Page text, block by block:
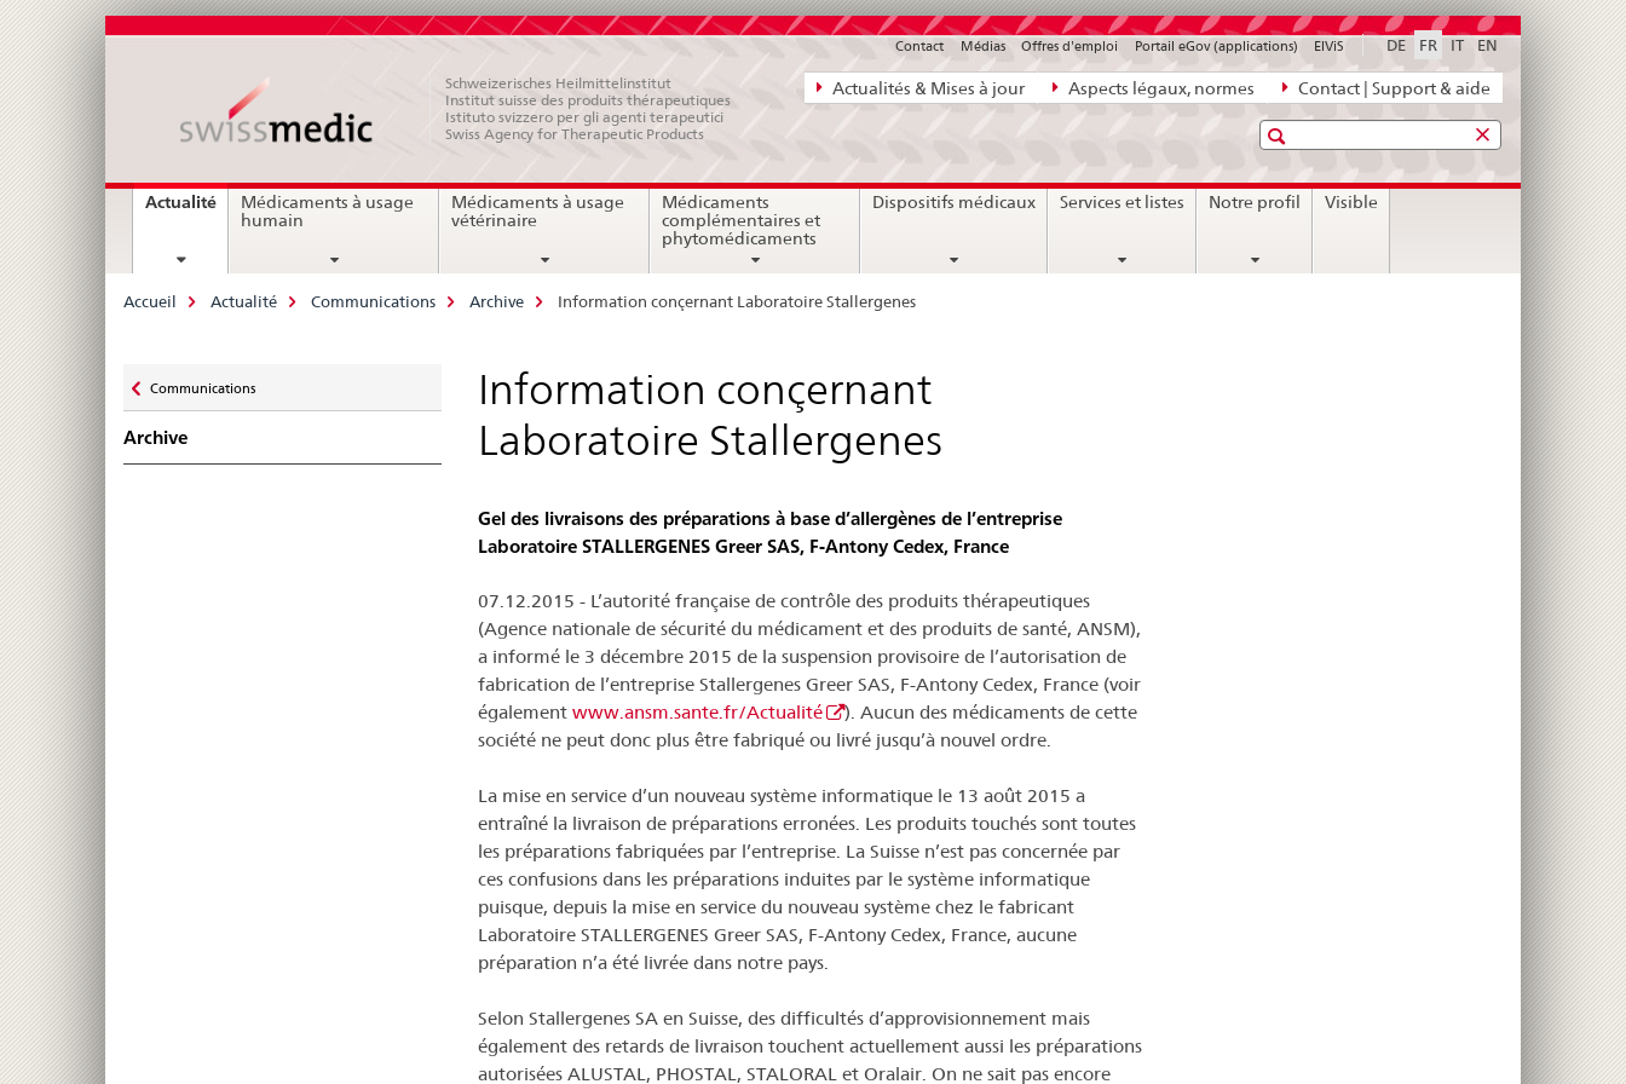
Navigation
directe:
bases
juridiques,
contact
Actualités & Mises à jour Aspects légaux, normes Contact | Support & aide
DE FR IT EN
Contact Médias Offres d'emploi Portail eGov (applications) ElViS
Schweizerisches Heilmittelinstitut
Institut suisse des produits thérapeutiques
Istituto svizzero per gli agenti terapeutici
Swiss Agency for Therapeutic Products
Recherche
Navigation
Actualitécurrent
page
Médicaments à usage
humain
Médicaments à usage
vétérinaire
Médicaments
complémentaires et
phytomédicaments
Dispositifs médicaux Services et listes Notre profil Visible
Breadcrumb
Accueil Actualité Communications Archive Information conçernant Laboratoire Stallergenes
zu
Communications
Archive
Information conçernant
Laboratoire Stallergenes
Gel des livraisons des préparations à base d’allergènes de l’entreprise
Laboratoire STALLERGENES Greer SAS, F-Antony Cedex, France
07.12.2015 - L’autorité française de contrôle des produits thérapeutiques
(Agence nationale de sécurité du médicament et des produits de santé, ANSM),
a informé le 3 décembre 2015 de la suspension provisoire de l’autorisation de
fabrication de l’entreprise Stallergenes Greer SAS, F-Antony Cedex, France (voir
également www.ansm.sante.fr/Actualité
). Aucun des médicaments de cette
société ne peut donc plus être fabriqué ou livré jusqu’à nouvel ordre.
La mise en service d’un nouveau système informatique le 13 août 2015 a
entraîné la livraison de préparations erronées. Les produits touchés sont toutes
les préparations fabriquées par l’entreprise. La Suisse n’est pas concernée par
ces confusions dans les préparations induites par le système informatique
puisque, depuis la mise en service du nouveau système chez le fabricant
Laboratoire STALLERGENES Greer SAS, F-Antony Cedex, France, aucune
préparation n’a été livrée dans notre pays.
Selon Stallergenes SA en Suisse, des difficultés d’approvisionnement mais
également des retards de livraison touchent actuellement aussi les préparations
autorisées ALUSTAL, PHOSTAL, STALORAL et Oralair. On ne sait pas encore